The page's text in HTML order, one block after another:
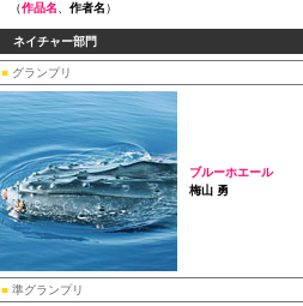
（作品名 作者名）
ネイチャー部門
■ グランプリ
ブルーホエール
梅山 勇
■ 準グランプリ